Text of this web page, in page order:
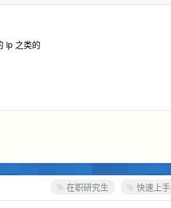
ip 之类的
在职研究生 快速上手